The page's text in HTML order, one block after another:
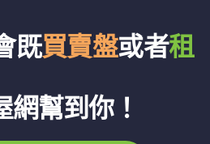
既買賣盤或者租
網幫到你！